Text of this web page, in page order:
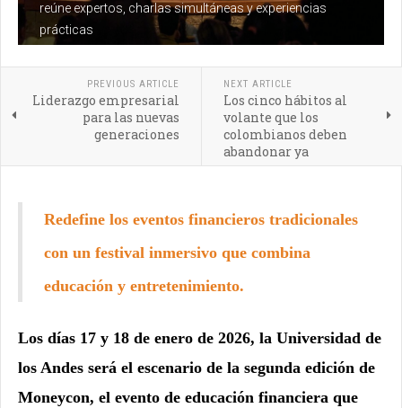
reúne expertos, charlas simultáneas y experiencias
prácticas
PREVIOUS ARTICLE
Liderazgo empresarial
para las nuevas
generaciones
NEXT ARTICLE
Los cinco hábitos al
volante que los
colombianos deben
abandonar ya
Redefine los eventos financieros tradicionales
con un festival inmersivo que combina
educación y entretenimiento.
Los días 17 y 18 de enero de 2026, la Universidad de
los Andes será el escenario de la segunda edición de
Moneycon, el evento de educación financiera que